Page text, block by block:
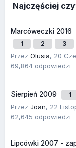
Najczęściej
Marcóweczki 2016
1 2 3
Przez Olusia, 20
69,864 odpowiedzi
Sierpień 2009 1
Przez Joan, 22
62,645 odpowiedzi
Lipcówki 2007 -